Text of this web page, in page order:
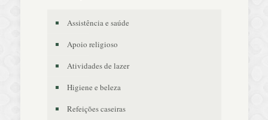
Assistência e saúde
Apoio religioso
Atividades de lazer
Higiene e beleza
Refeições caseiras